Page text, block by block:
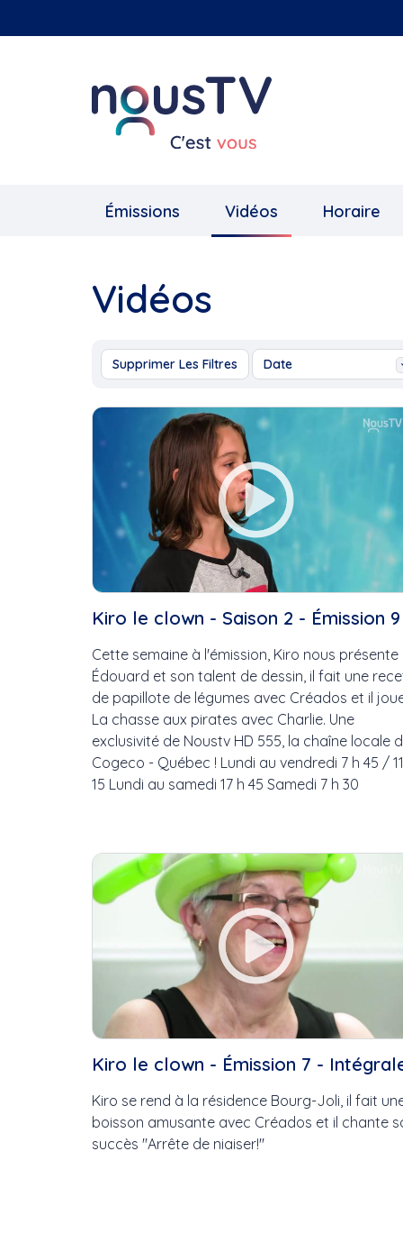
au
Émissions Vidéos Horaire
Vidéos
Supprimer Les Filtres Date
Cette Semaine
Cette Année
Kiro le clown - Saison 2 - Émission 9
Cette semaine à l'émission, Kiro nous présente
Édouard et son talent de dessin, il fait une
de papillote de légumes avec Créados et il
La chasse aux pirates avec Charlie. Une
exclusivité de Noustv HD 555, la chaîne locale
Cogeco - Québec ! Lundi au vendredi 7 h 45 /
15 Lundi au samedi 17 h 45 Samedi 7 h 30
Kiro le clown - Émission 7 -
Kiro se rend à la résidence Bourg-Joli, il fait
boisson amusante avec Créados et il chante
succès ''Arrête de niaiser!''